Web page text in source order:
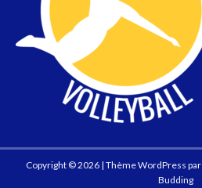
Copyright © 2026 | Thème WordPress par
Budding